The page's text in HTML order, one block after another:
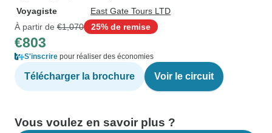
Voyagiste
East Gate Tours LTD
À partir de €1,070 25% de remise
€803
S'inscrire pour réaliser des économies
Télécharger la brochure Voir le circuit
Vous voulez en savoir plus ?